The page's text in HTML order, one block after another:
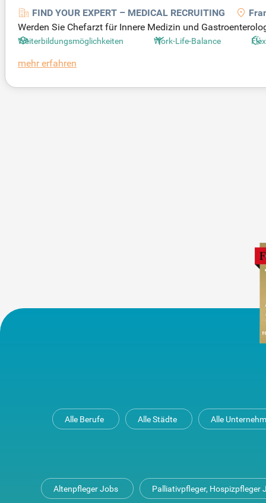
FIND YOUR EXPERT – MEDICAL RECRUITING
Werden Sie Chefarzt für Innere Medizin und
üsselposition tragen Sie die Verantwortung für die
imieren interne Prozesse. Profitieren Sie von attraktiven
Weiterbildungsmöglichkeiten Work-Life-Balance
mehr erfahren
Alle Berufe Alle Städte Alle
Altenpfleger Jobs Palliativpfleger, Hospizpfleger